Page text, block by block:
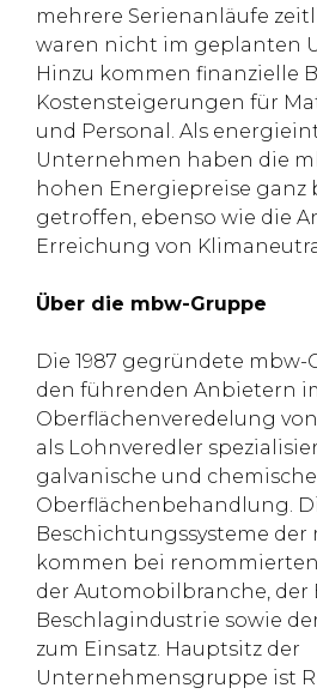
mehrere Serienanläufe
waren nicht im geplanten
Hinzu kommen finanzielle
Kostensteigerungen für
und Personal. Als
Unternehmen haben die
hohen Energiepreise ganz
getroffen, ebenso wie die
Erreichung von
Über die mbw-Gruppe
Die 1987 gegründete mbw-
den führenden Anbietern
Oberflächenveredelung
als Lohnveredler
galvanische und chemische
Oberflächenbehandlung.
Beschichtungssysteme der
kommen bei
der Automobilbranche, der
Beschlagindustrie sowie
zum Einsatz. Hauptsitz der
Unternehmensgruppe ist